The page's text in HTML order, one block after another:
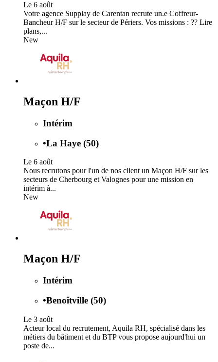
Le 6 août
Votre agence Supplay de Carentan recrute un.e Coffreur-
Bancheur H/F sur le secteur de Périers. Vos missions : ?? Lire
plans,...
New
Maçon H/F
Intérim
•La Haye (50)
Le 6 août
Nous recrutons pour l'un de nos client un Maçon H/F sur les
secteurs de Cherbourg et Valognes pour une mission en
intérim à...
New
Maçon H/F
Intérim
•Benoîtville (50)
Le 3 août
Acteur local du recrutement, Aquila RH, spécialisé dans les
métiers du bâtiment et du BTP vous propose aujourd'hui un
poste de...